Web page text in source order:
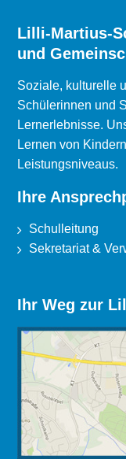
Lilli-Martius-
und
Soziale, kulturelle
Schülerinnen und
Lernerlebnisse.
Lernen von
Leistungsniveaus.
Ihre
Schulleitung
Sekretariat &
Ihr Weg zur